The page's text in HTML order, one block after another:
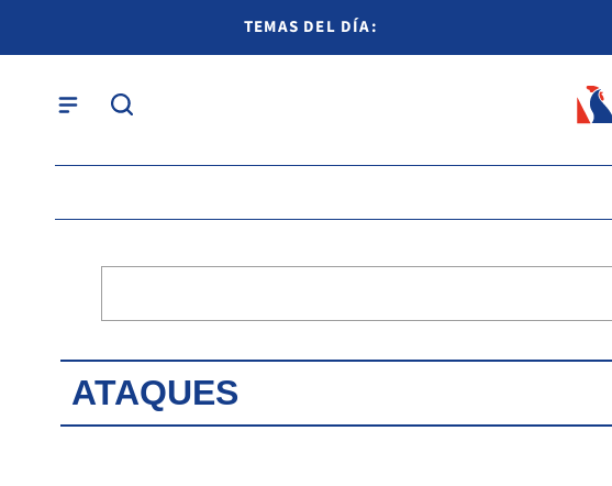
TEMAS DEL DÍA:
ATAQUES